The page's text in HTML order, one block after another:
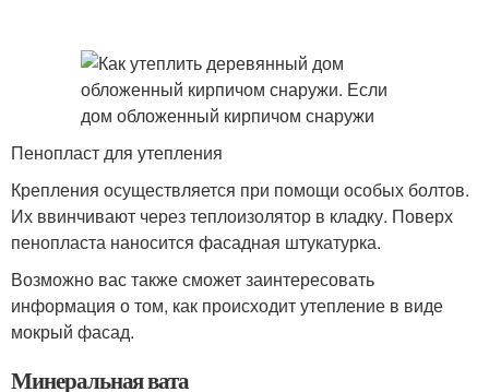
Пенопласт для утепления
Крепления осуществляется при помощи особых болтов.
Их ввинчивают через теплоизолятор в кладку. Поверх
пенопласта наносится фасадная штукатурка.
Возможно вас также сможет заинтересовать
информация о том, как происходит утепление в виде
мокрый фасад.
Минеральная вата